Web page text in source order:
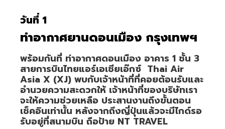
วันที่ 1
ท่าอากาศยานดอนเมือง กรุงเทพฯ
พร้อมกันที่ ท่าอากาศดอนเมือง อาคาร 1 ชั้น 3
สายการบินไทยแอร์เอเชียเอ๊กซ์ Thai Air
Asia X (XJ) พบกับเจ้าหน้าที่ที่คอยต้อนรับและ
อำนวยความสะดวกให้ เจ้าหน้าที่ของบริษัทเรา
จะให้ความช่วยเหลือ ประสานงานถึงขั้นตอน
เช็คอินเท่านั้น หลังจากถึงญี่ปุ่นแล้วจะมีไกด์รอ
รับอยู่ที่สนามบิน ถือป้าย NT TRAVEL